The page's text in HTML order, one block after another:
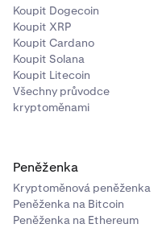
Koupit Dogecoin
Koupit XRP
Koupit Cardano
Koupit Solana
Koupit Litecoin
Všechny průvodce
kryptoměnami
Peněženka
Kryptoměnová peněženka
Peněženka na Bitcoin
Peněženka na Ethereum